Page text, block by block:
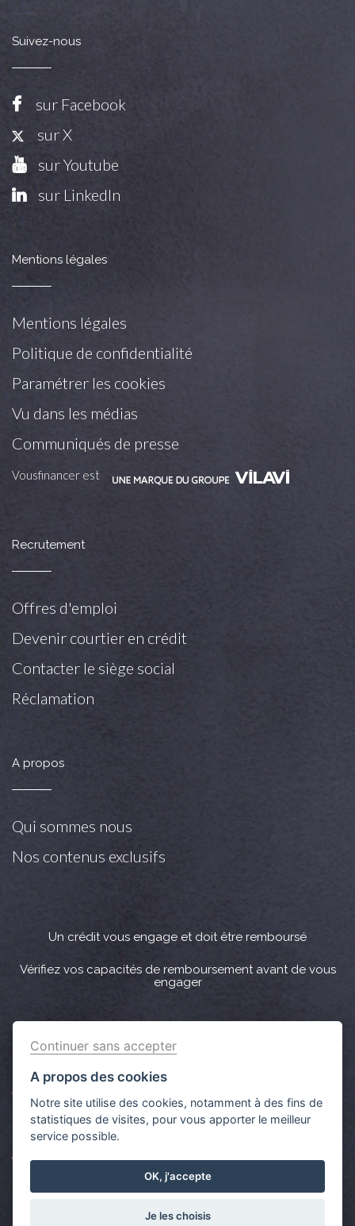
Suivez-nous
sur Facebook
sur X
sur Youtube
sur LinkedIn
Mentions légales
Mentions légales
Politique de confidentialité
Paramétrer les cookies
Vu dans les médias
Communiqués de presse
Vousfinancer est
Recrutement
Offres d'emploi
Devenir courtier en crédit
Contacter le siège social
Réclamation
A propos
Qui sommes nous
Nos contenus exclusifs
Un crédit vous engage et doit être remboursé
Vérifiez vos capacités de remboursement avant de vous
engager
Crédit immobilier : Vous bénéficiez d’un délai légal de
réflexion de 10 jours. Lorsque la vente est subordonnée à
l'obtention d’un prêt et si celui-ci n’est pas obtenu, le
vendeur doit rembourser les sommes versées par
l'acquéreur.
Aucun versement de quelque nature que ce soit ne peut
être exigé d’un particulier avant l’obtention d’un ou
plusieurs prêts d'argent.
Continuer sans accepter
A propos des cookies
Notre site utilise des cookies, notamment à des fins de
statistiques de visites, pour vous apporter le meilleur
service possible.
OK, j'accepte
Je les choisis